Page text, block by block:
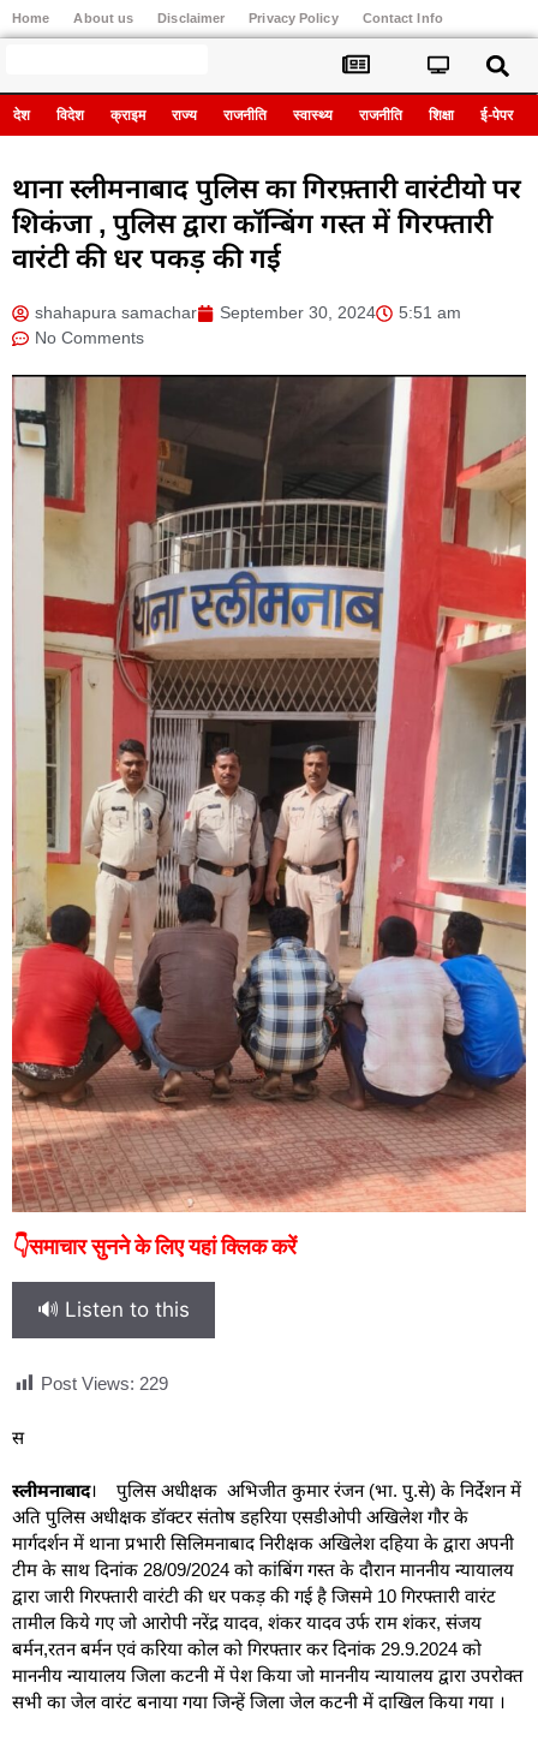
Home About us Disclaimer Privacy Policy Contact Info
देश विदेश क्राइम राज्य राजनीति स्वास्थ्य राजनीति शिक्षा ई-पेपर
थाना स्लीमनाबाद पुलिस का गिरफ़्तारी वारंटीयो पर
शिकंजा , पुलिस द्वारा कॉन्बिंग गस्त में गिरफ्तारी
वारंटी की धर पकड़ की गई
shahapura samachar September 30, 2024
5:51 am
No Comments
👇समाचार सुनने के लिए यहां क्लिक करें
🔊 Listen to this
Post Views: 229
स
स्लीमनाबाद। पुलिस अधीक्षक अभिजीत कुमार रंजन (भा. पु.से) के निर्देशन में
अति पुलिस अधीक्षक डॉक्टर संतोष डहरिया एसडीओपी अखिलेश गौर के
मार्गदर्शन में थाना प्रभारी सिलिमनाबाद निरीक्षक अखिलेश दहिया के द्वारा अपनी
टीम के साथ दिनांक 28/09/2024 को कांबिंग गस्त के दौरान माननीय न्यायालय
द्वारा जारी गिरफ्तारी वारंटी की धर पकड़ की गई है जिसमे 10 गिरफ्तारी वारंट
तामील किये गए जो आरोपी नरेंद्र यादव, शंकर यादव उर्फ राम शंकर, संजय
बर्मन,रतन बर्मन एवं करिया कोल को गिरफ्तार कर दिनांक 29.9.2024 को
माननीय न्यायालय जिला कटनी में पेश किया जो माननीय न्यायालय द्वारा उपरोक्त
सभी का जेल वारंट बनाया गया जिन्हें जिला जेल कटनी में दाखिल किया गया ।